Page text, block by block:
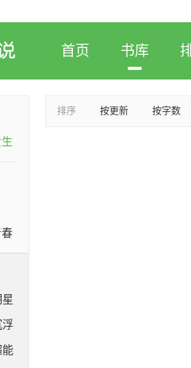
首页 书库
能
排序 按更新 按字数